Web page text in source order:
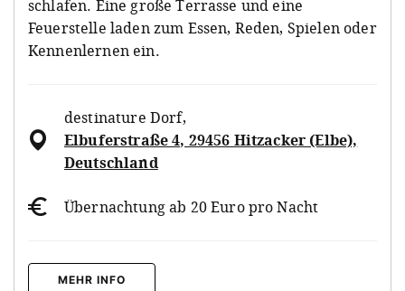
schlafen. Eine große Terrasse und eine
Feuerstelle laden zum Essen, Reden, Spielen oder
Kennenlernen ein.
destinature Dorf,
Elbuferstraße 4, 29456 Hitzacker (Elbe),
Deutschland
Übernachtung ab 20 Euro pro Nacht
MEHR INFO